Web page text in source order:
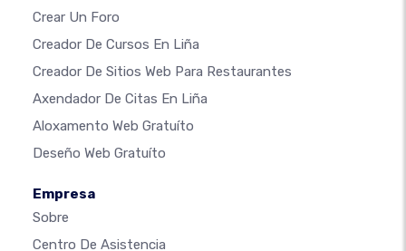
Crear Un Foro
Creador De Cursos En Liña
Creador De Sitios Web Para Restaurantes
Axendador De Citas En Liña
Aloxamento Web Gratuíto
Deseño Web Gratuíto
Empresa
Sobre
Centro De Asistencia